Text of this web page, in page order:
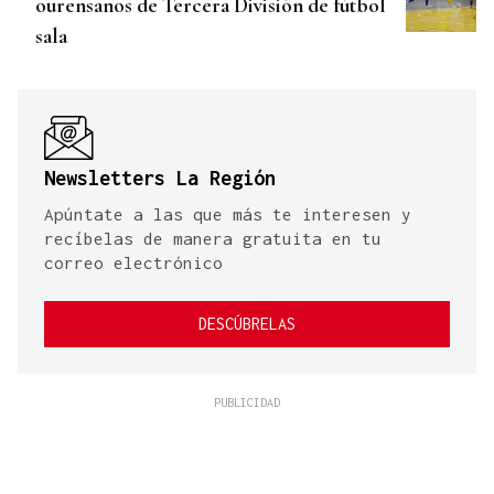
ourensanos de Tercera División de fútbol
sala
Newsletters La Región
Apúntate a las que más te interesen y
recíbelas de manera gratuita en tu
correo electrónico
DESCÚBRELAS